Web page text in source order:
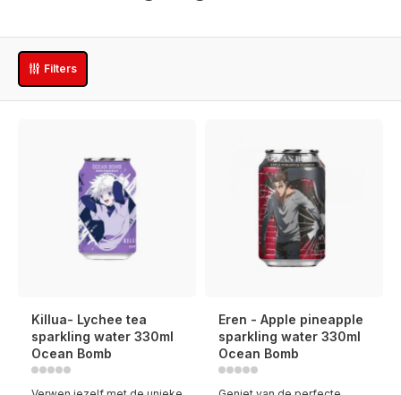
Filters
Killua- Lychee tea
sparkling water 330ml
Ocean Bomb
Eren - Apple pineapple
sparkling water 330ml
Ocean Bomb